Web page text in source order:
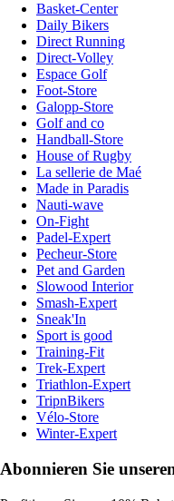
Basket-Center
Daily Bikers
Direct Running
Direct-Volley
Espace Golf
Foot-Store
Galopp-Store
Golf and co
Handball-Store
House of Rugby
La sellerie de Maé
Made in Paradis
Nauti-wave
On-Fight
Padel-Expert
Pecheur-Store
Pet and Garden
Slowood Interior
Smash-Expert
Sneak'In
Sport is good
Training-Fit
Trek-Expert
Triathlon-Expert
TripnBikers
Vélo-Store
Winter-Expert
Abonnieren Sie